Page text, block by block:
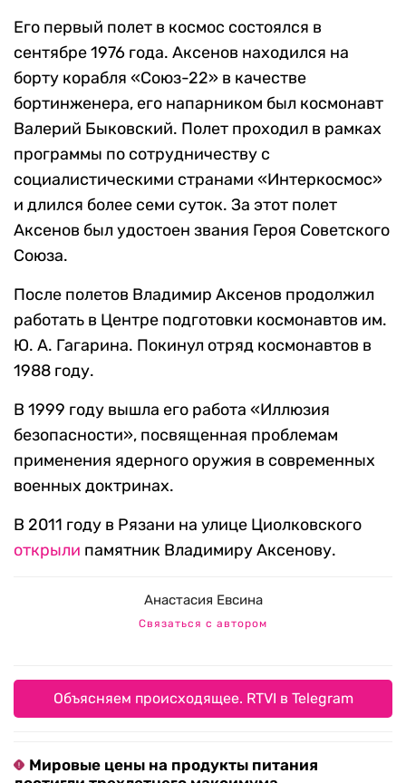
Его первый полет в космос состоялся в
сентябре 1976 года. Аксенов находился на
борту корабля «Союз-22» в качестве
бортинженера, его напарником был космонавт
Валерий Быковский. Полет проходил в рамках
программы по сотрудничеству с
социалистическими странами «Интеркосмос»
и длился более семи суток. За этот полет
Аксенов был удостоен звания Героя Советского
Союза.
После полетов Владимир Аксенов продолжил
работать в Центре подготовки космонавтов им.
Ю. А. Гагарина. Покинул отряд космонавтов в
1988 году.
В 1999 году вышла его работа «Иллюзия
безопасности», посвященная проблемам
применения ядерного оружия в современных
военных доктринах.
В 2011 году в Рязани на улице Циолковского
открыли памятник Владимиру Аксенову.
Анастасия Евсина
Связаться с автором
Объясняем происходящее. RTVI в Telegram
Мировые цены на продукты питания